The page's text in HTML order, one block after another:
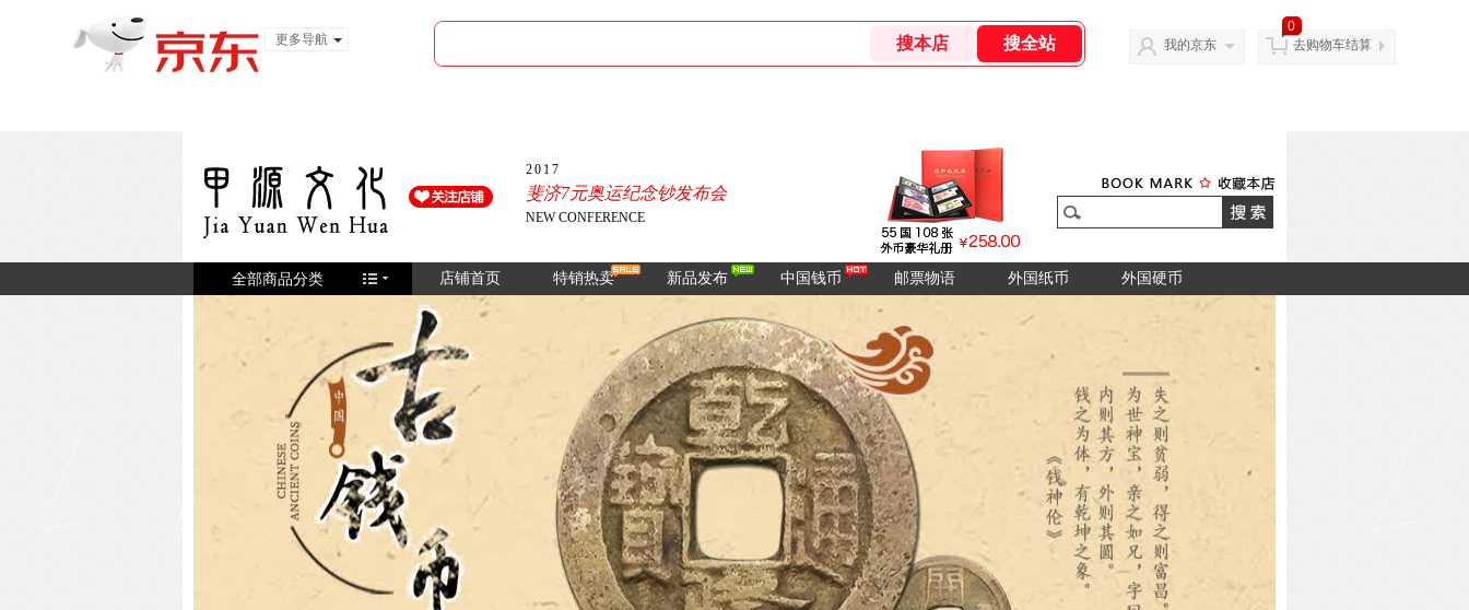
更多导航
我的京东
0
去购物车结算
2017
斐济7元奥运纪念钞发布会
NEW CONFERENCE
全部商品分类 店铺首页 特销热卖 新品发布 中国钱币 邮票物语 外国纸币 外国硬币